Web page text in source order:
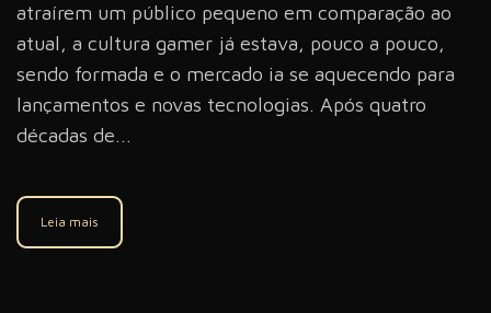
atraírem um público pequeno em comparação ao
atual, a cultura gamer já estava, pouco a pouco,
sendo formada e o mercado ia se aquecendo para
lançamentos e novas tecnologias. Após quatro
décadas de...
Leia mais